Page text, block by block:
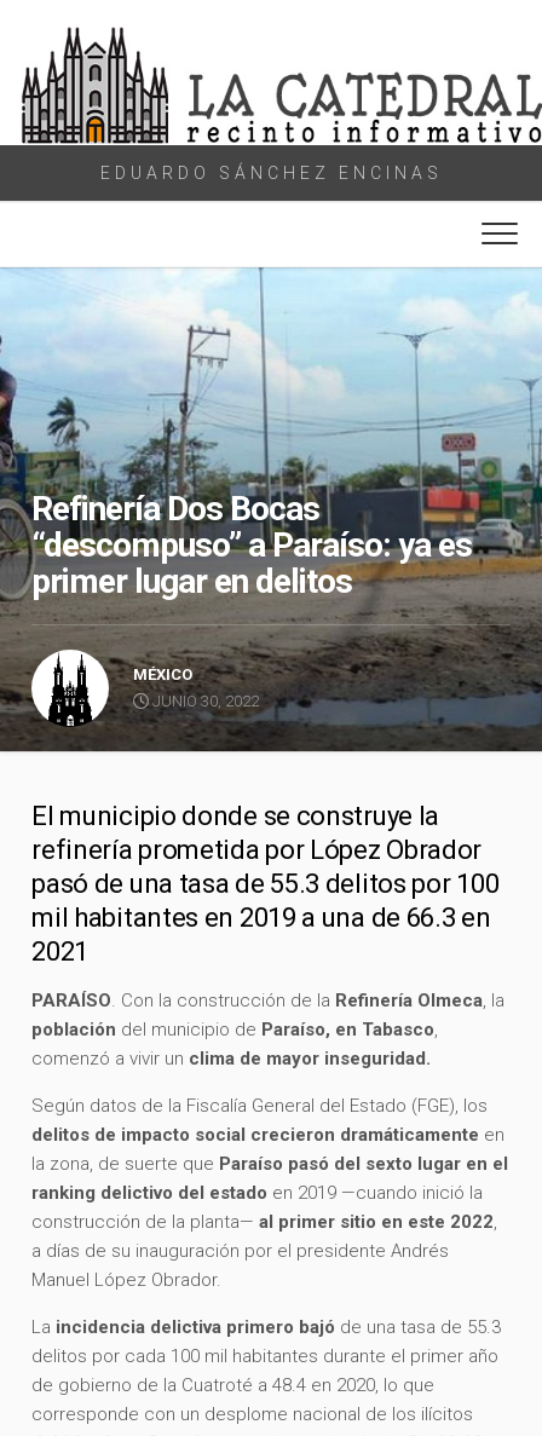
content
EDUARDO SÁNCHEZ ENCINAS
Refinería Dos Bocas
“descompuso” a Paraíso: ya es
primer lugar en delitos
MÉXICO
JUNIO 30, 2022
El municipio donde se construye la
refinería prometida por López Obrador
pasó de una tasa de 55.3 delitos por 100
mil habitantes en 2019 a una de 66.3 en
2021
PARAÍSO. Con la construcción de la Refinería Olmeca, la
población del municipio de Paraíso, en Tabasco,
comenzó a vivir un clima de mayor inseguridad.
Según datos de la Fiscalía General del Estado (FGE), los
delitos de impacto social crecieron dramáticamente en
la zona, de suerte que Paraíso pasó del sexto lugar en el
ranking delictivo del estado en 2019 —cuando inició la
construcción de la planta—al primer sitio en este 2022,
a días de su inauguración por el presidente Andrés
Manuel López Obrador.
La incidencia delictiva primero bajó de una tasa de 55.3
delitos por cada 100 mil habitantes durante el primer año
de gobierno de la Cuatroté a 48.4 en 2020, lo que
corresponde con un desplome nacional de los ilícitos